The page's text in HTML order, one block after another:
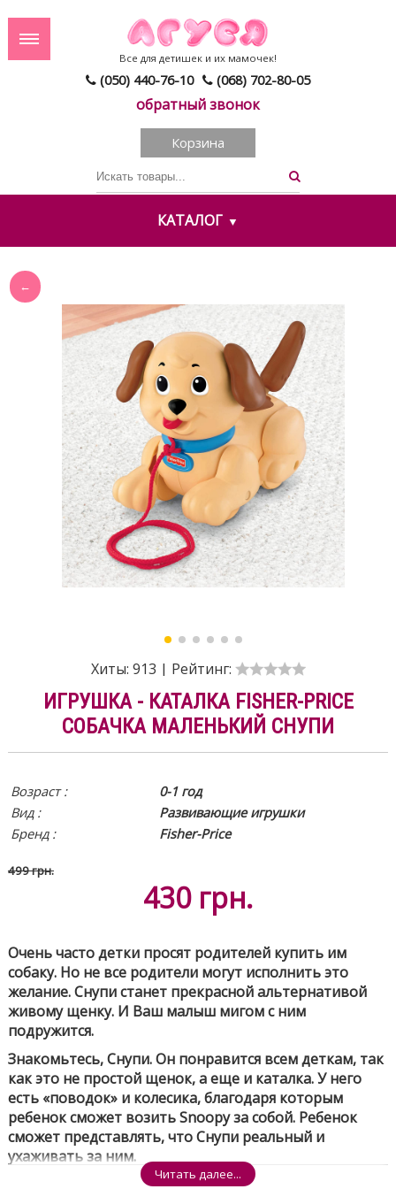
(050) 440-76-10 (068) 702-80-05
обратный звонок
Все для детишек и их мамочек!
Корзина
КАТАЛОГ
Хиты: 913 | Рейтинг:
ИГРУШКА - КАТАЛКА FISHER-PRICE
СОБАЧКА МАЛЕНЬКИЙ СНУПИ
Возраст :
0-1 год
Вид :
Развивающие игрушки
Бренд :
Fisher-Price
499 грн.
430 грн.
Очень часто детки просят родителей купить им
собаку. Но не все родители могут исполнить это
желание. Снупи станет прекрасной альтернативой
живому щенку. И Ваш малыш мигом с ним
подружится.
Знакомьтесь, Снупи. Он понравится всем деткам, так
как это не простой щенок, а еще и каталка. У него
есть «поводок» и колесика, благодаря которым
ребенок сможет возить Snoopy за собой. Ребенок
сможет представлять, что Снупи реальный и
ухаживать за ним.
Читать далее...